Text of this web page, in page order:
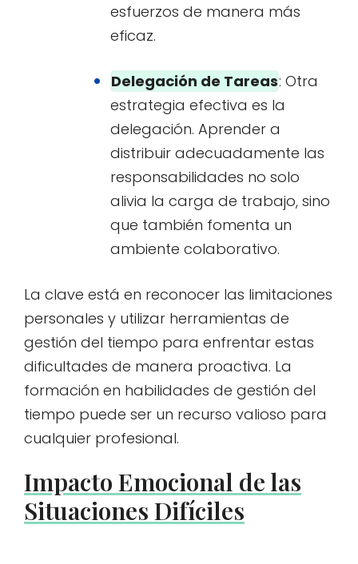
esfuerzos de manera más
eficaz.
Delegación de Tareas: Otra
estrategia efectiva es la
delegación. Aprender a
distribuir adecuadamente las
responsabilidades no solo
alivia la carga de trabajo, sino
que también fomenta un
ambiente colaborativo.
La clave está en reconocer las limitaciones
personales y utilizar herramientas de
gestión del tiempo para enfrentar estas
dificultades de manera proactiva. La
formación en habilidades de gestión del
tiempo puede ser un recurso valioso para
cualquier profesional.
Impacto Emocional de las
Situaciones Difíciles